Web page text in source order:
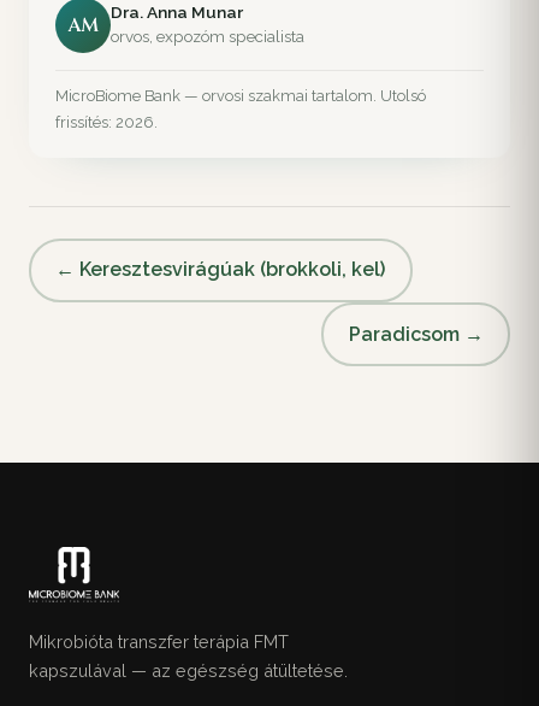
AM
Dra. Anna Munar
orvos, expozóm specialista
MicroBiome Bank — orvosi szakmai tartalom. Utolsó
frissítés: 2026.
← Keresztesvirágúak (brokkoli, kel)
Paradicsom →
Mikrobióta transzfer terápia FMT
kapszulával — az egészség átültetése.